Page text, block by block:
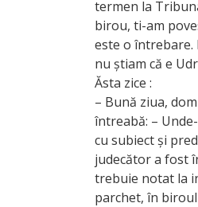
termen la
birou, ti-am
este o întrebare.
nu știam că e
Ăsta zice :
– Bună ziua,
întreabă: –
cu subiect și
judecător a fost
trebuie notat la
parchet, în biroul